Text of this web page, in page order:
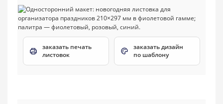
заказать печать
листовок
заказать дизайн
по шаблону